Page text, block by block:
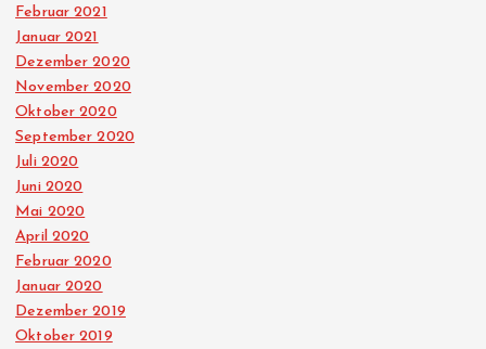
Februar 2021
Januar 2021
Dezember 2020
November 2020
Oktober 2020
September 2020
Juli 2020
Juni 2020
Mai 2020
April 2020
Februar 2020
Januar 2020
Dezember 2019
Oktober 2019